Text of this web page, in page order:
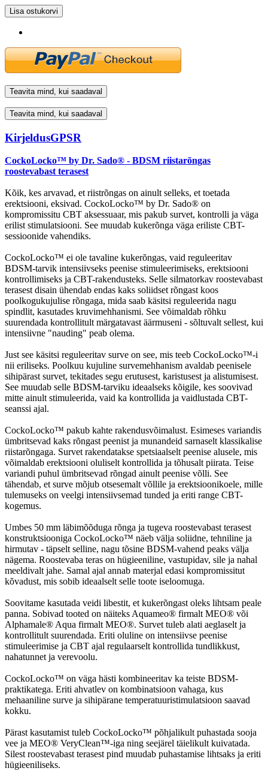
Lisa ostukorvi
Teavita mind, kui saadaval
Teavita mind, kui saadaval
KirjeldusGPSR
CockoLocko™ by Dr. Sado® - BDSM riistarõngas
roostevabast terasest
Kõik, kes arvavad, et riistrõngas on ainult selleks, et toetada
erektsiooni, eksivad. CockoLocko™ by Dr. Sado® on
kompromissitu CBT aksessuaar, mis pakub survet, kontrolli ja väga
erilist stimulatsiooni. See muudab kukerõnga väga eriliste CBT-
sessioonide vahendiks.
CockoLocko™ ei ole tavaline kukerõngas, vaid reguleeritav
BDSM-tarvik intensiivseks peenise stimuleerimiseks, erektsiooni
kontrollimiseks ja CBT-rakendusteks. Selle silmatorkav roostevabast
terasest disain ühendab endas kaks soliidset rõngast koos
poolkogukujulise rõngaga, mida saab käsitsi reguleerida nagu
spindlit, kasutades kruvimehhanismi. See võimaldab rõhku
suurendada kontrollitult märgatavast äärmuseni - sõltuvalt sellest, kui
intensiivne "nauding" peab olema.
Just see käsitsi reguleeritav surve on see, mis teeb CockoLocko™-i
nii eriliseks. Poolkuu kujuline survemehhanism avaldab peenisele
sihipärast survet, tekitades segu erutusest, karistusest ja alistumisest.
See muudab selle BDSM-tarviku ideaalseks kõigile, kes soovivad
mitte ainult stimuleerida, vaid ka kontrollida ja vaidlustada CBT-
seanssi ajal.
CockoLocko™ pakub kahte rakendusvõimalust. Esimeses variandis
ümbritsevad kaks rõngast peenist ja munandeid sarnaselt klassikalise
riistarõngaga. Survet rakendatakse spetsiaalselt peenise alusele, mis
võimaldab erektsiooni oluliselt kontrollida ja tõhusalt piirata. Teise
variandi puhul ümbritsevad rõngad ainult peenise võlli. See
tähendab, et surve mõjub otsesemalt võllile ja erektsioonikoele, mille
tulemuseks on veelgi intensiivsemad tunded ja eriti range CBT-
kogemus.
Umbes 50 mm läbimõõduga rõnga ja tugeva roostevabast terasest
konstruktsiooniga CockoLocko™ näeb välja soliidne, tehniline ja
hirmutav - täpselt selline, nagu tõsine BDSM-vahend peaks välja
nägema. Roostevaba teras on hügieeniline, vastupidav, sile ja nahal
meeldivalt jahe. Samal ajal annab materjal edasi kompromissitut
kõvadust, mis sobib ideaalselt selle toote iseloomuga.
Soovitame kasutada veidi libestit, et kukerõngast oleks lihtsam peale
panna. Sobivad tooted on näiteks Aquameo® firmalt MEO® või
Alphamale® Aqua firmalt MEO®. Survet tuleb alati aeglaselt ja
kontrollitult suurendada. Eriti oluline on intensiivse peenise
stimuleerimise ja CBT ajal regulaarselt kontrollida tundlikkust,
nahatunnet ja verevoolu.
CockoLocko™ on väga hästi kombineeritav ka teiste BDSM-
praktikatega. Eriti ahvatlev on kombinatsioon vahaga, kus
mehaaniline surve ja sihipärane temperatuuristimulatsioon saavad
kokku.
Pärast kasutamist tuleb CockoLocko™ põhjalikult puhastada sooja
vee ja MEO® VeryClean™-iga ning seejärel täielikult kuivatada.
Silest roostevabast terasest pind muudab puhastamise lihtsaks ja eriti
hügieeniliseks.